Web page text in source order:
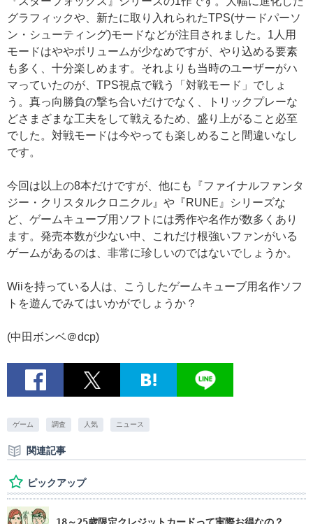
グラフィックや、新たに取り入れられたTPS(サードパーソ
ン・シューティング)モードなどが注目されました。1人用
モードはややボリュームが少なめですが、やり込める要素
も多く、十分楽しめます。それよりも当時のユーザーがハ
マっていたのが、TPS視点で戦う「対戦モード」でしょ
う。真っ向勝負の撃ち合いだけでなく、トリックプレーな
どさまざまな工夫をして戦えるため、盛り上がること必至
でした。対戦モードは今やっても楽しめること間違いなし
です。
今回は以上の8本だけですが、他にも『ファイナルファンタ
ジー・クリスタルクロニクル』や『RUNE』シリーズな
ど、ゲームキューブ用ソフトには秀作や名作が数多くあり
ます。発売本数が少ない中、これだけ根強いファンがいる
ゲームがあるのは、非常に珍しいのではないでしょうか。
Wiiを持っている人は、こうしたゲームキューブ用名作ソフ
トを遊んでみてはいかがでしょうか？
(中田ボンベ＠dcp)
ゲーム 調査 人気 ニュース
関連記事
ピックアップ